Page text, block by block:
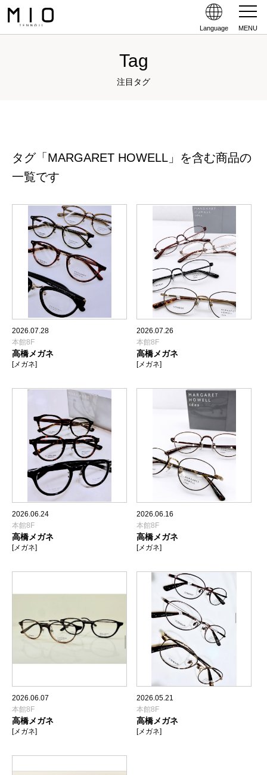
Language MENU
Tag
注目タグ
タグ「MARGARET HOWELL」を含む商品の
一覧です
2026.07.28
本館8F
高橋メガネ
[メガネ]
2026.07.26
本館8F
高橋メガネ
[メガネ]
2026.06.24
本館8F
高橋メガネ
[メガネ]
2026.06.16
本館8F
高橋メガネ
[メガネ]
2026.06.07
本館8F
高橋メガネ
[メガネ]
2026.05.21
本館8F
高橋メガネ
[メガネ]